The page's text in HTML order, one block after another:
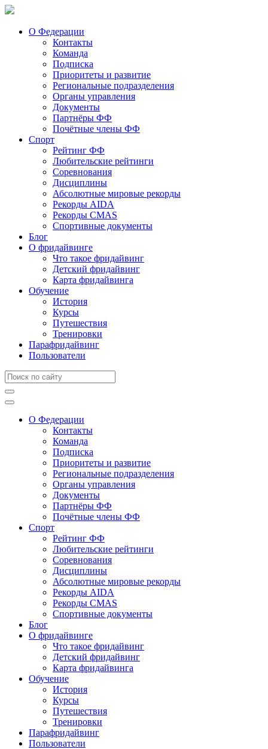
О Федерации
Контакты
Команда
Подписка
Приоритеты и развитие
Региональные подразделения
Органы управления
Документы
Партнёры ФФ
Почётные члены ФФ
Спорт
Рейтинг ФФ
Любительские рейтинги
Соревнования
Дисциплины
Абсолютные мировые рекорды
Рекорды AIDA
Рекорды CMAS
Спортивные документы
Блог
О фридайвинге
Что такое фридайвинг
Детский фридайвинг
Карта фридайвинга
Обучение
История
Курсы
Путешествия
Тренировки
Парафридайвинг
Пользователи
О Федерации
Контакты
Команда
Подписка
Приоритеты и развитие
Региональные подразделения
Органы управления
Документы
Партнёры ФФ
Почётные члены ФФ
Спорт
Рейтинг ФФ
Любительские рейтинги
Соревнования
Дисциплины
Абсолютные мировые рекорды
Рекорды AIDA
Рекорды CMAS
Спортивные документы
Блог
О фридайвинге
Что такое фридайвинг
Детский фридайвинг
Карта фридайвинга
Обучение
История
Курсы
Путешествия
Тренировки
Парафридайвинг
Пользователи